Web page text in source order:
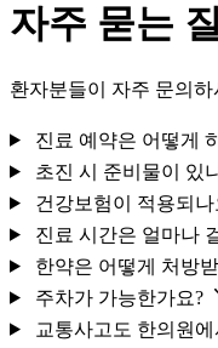
자주 묻는
환자분들이 자주 문의
진료 예약은 어떻게
초진 시 준비물이 있
건강보험이 적용되나
진료 시간은 얼마나
한약은 어떻게 처방
주차가 가능한가요?
교통사고도 한의원